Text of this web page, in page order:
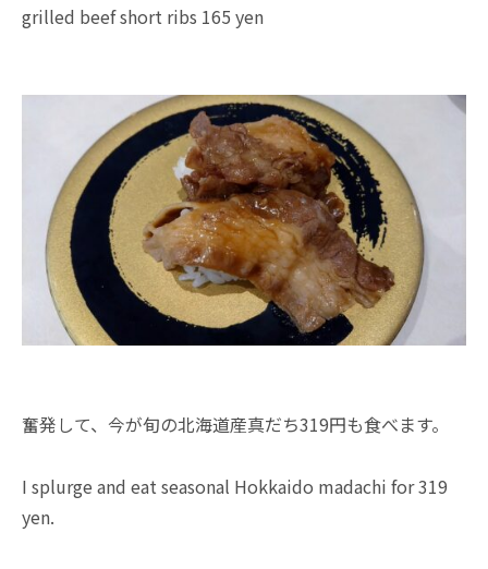
grilled beef short ribs 165 yen
奮発して、今が旬の北海道産真だち319円も食べます。
I splurge and eat seasonal Hokkaido madachi for 319
yen.